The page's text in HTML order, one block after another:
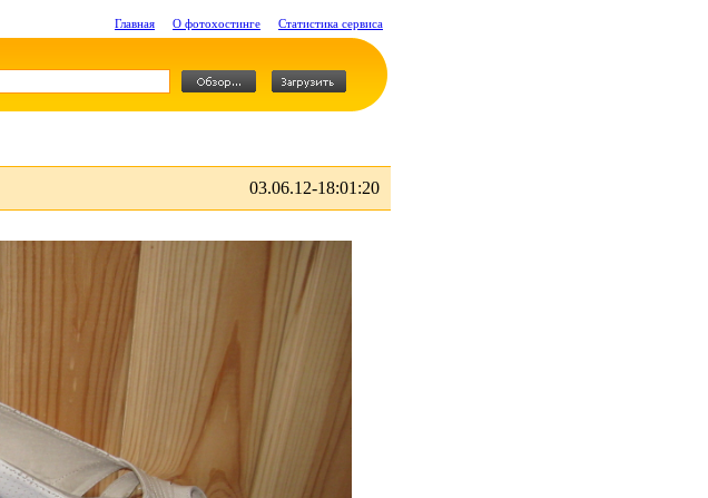
Главная О фотохостинге Статистика сервиса
03.06.12-18:01:20